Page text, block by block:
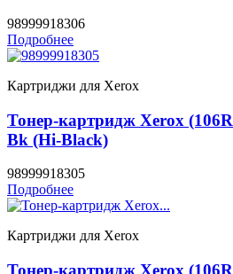
98999918306
Подробнее
Картриджи для Xerox
Тонер-картридж Xerox
Bk (Hi-Black)
98999918305
Подробнее
Картриджи для Xerox
Тонер-картридж Xerox